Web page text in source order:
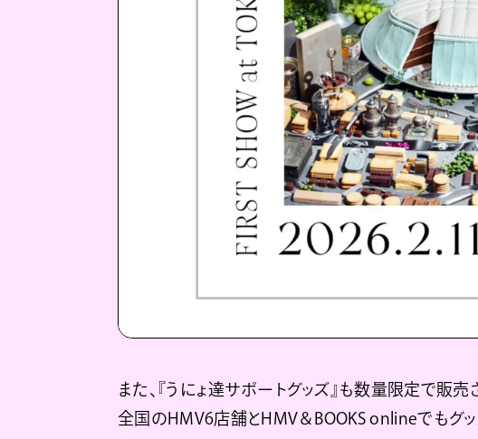
また、『うにょ達サポートグッズ』も数量限定で販
全国のHMV6店舗とHMV＆BOOKS onlineでもグッ